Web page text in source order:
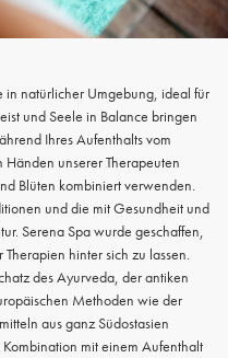
in natürlicher Umgebung, ideal für
und Seele in Balance bringen
Ihres Aufenthalts vom
unserer Therapeuten
Blüten kombiniert verwenden.
und die mit Gesundheit und
Serena Spa wurde geschaffen,
hinter sich zu lassen.
des Ayurveda, der antiken
Methoden wie der
aus ganz Südostasien
mit einem Aufenthalt